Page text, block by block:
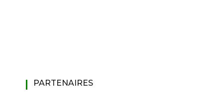
PARTENAIRES